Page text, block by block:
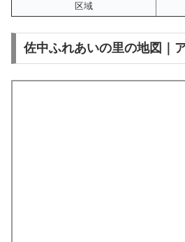
区域
佐中ふれあいの里の地図｜